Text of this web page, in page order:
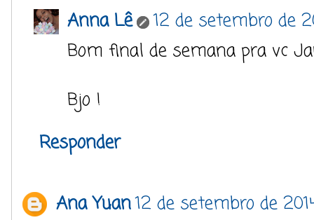
Anna Lê
12 de setembro de
Bom final de semana pra vc
Bjo !
Responder
Ana Yuan12 de setembro de